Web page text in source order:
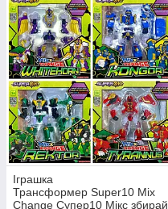
Іграшка
Трансформер Super10 Mix
Change Супер10 Мікс збирай